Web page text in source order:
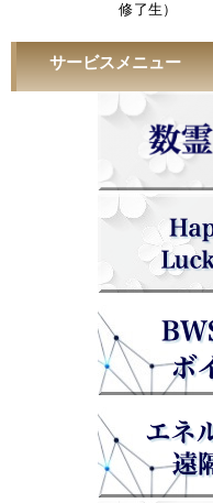
修了生）
サービスメニュー